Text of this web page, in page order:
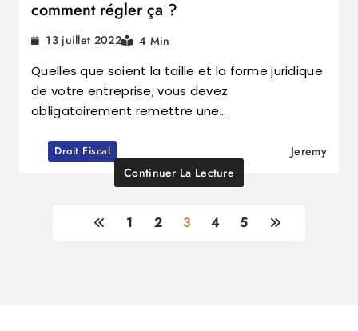
comment régler ça ?
13 juillet 2022 4 Min
Quelles que soient la taille et la forme juridique
de votre entreprise, vous devez
obligatoirement remettre une…
Droit Fiscal
Jeremy
Continuer La Lecture
1 2 3 4 5